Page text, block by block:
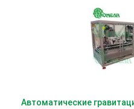
Автоматические